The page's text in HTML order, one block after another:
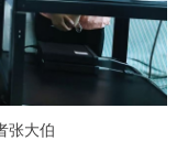
张大伯